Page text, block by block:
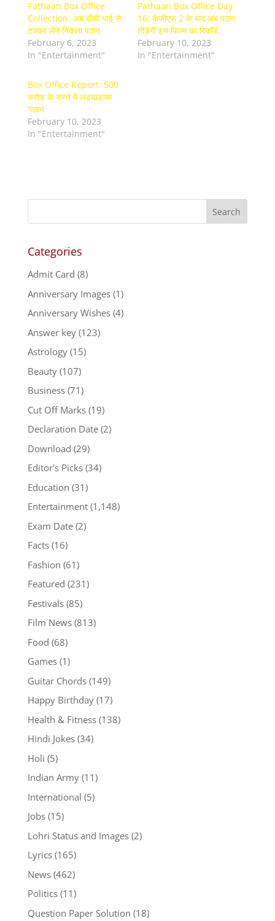
Pathaan Box Office
Collection: अब रॉकी भाई से
टक्कर लेने निकला पठान
February 6, 2023
In "Entertainment"
Pathaan Box Office Day
16: केजीएफ 2 के बाद अब पठान
तोड़ेगी इस फिल्म का रिकॉर्ड,
February 10, 2023
In "Entertainment"
Box Office Report: 500
करोड़ के रास्ते में लड़खड़ाया
‘पठान
February 10, 2023
In "Entertainment"
Categories
Admit Card (8)
Anniversary Images(1)
Anniversary Wishes(4)
Answer key(123)
Astrology(15)
Beauty(107)
Business(71)
Cut Off Marks(19)
Declaration Date(2)
Download (29)
Editor's Picks(34)
Education (31)
Entertainment(1,148)
Exam Date(2)
Facts(16)
Fashion (61)
Featured (231)
Festivals(85)
Film News(813)
Food (68)
Games(1)
Guitar Chords(149)
Happy Birthday(17)
Health & Fitness(138)
Hindi Jokes(34)
Holi (5)
Indian Army(11)
International (5)
Jobs(15)
Lohri Status and Images(2)
Lyrics(165)
News(462)
Politics(11)
Question Paper Solution (18)